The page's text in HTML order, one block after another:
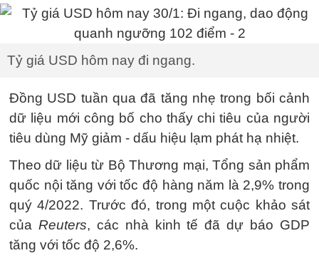
Tỷ giá USD hôm nay đi ngang.
Đồng USD tuần qua đã tăng nhẹ trong bối cảnh
dữ liệu mới công bố cho thấy chi tiêu của người
tiêu dùng Mỹ giảm - dấu hiệu lạm phát hạ nhiệt.
Theo dữ liệu từ Bộ Thương mại, Tổng sản phẩm
quốc nội tăng với tốc độ hàng năm là 2,9% trong
quý 4/2022. Trước đó, trong một cuộc khảo sát
của Reuters, các nhà kinh tế đã dự báo GDP
tăng với tốc độ 2,6%.